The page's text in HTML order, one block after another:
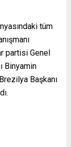
tüm
partisi Genel
Binyamin
Başkanı